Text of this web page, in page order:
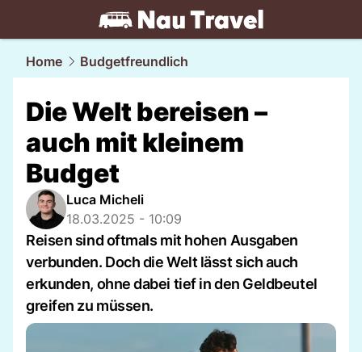
travel.NAU.ch
Home Budgetfreundlich
Die Welt bereisen –
auch mit kleinem
Budget
Luca Micheli
18.03.2025 - 10:09
Reisen sind oftmals mit hohen Ausgaben
verbunden. Doch die Welt lässt sich auch
erkunden, ohne dabei tief in den Geldbeutel
greifen zu müssen.